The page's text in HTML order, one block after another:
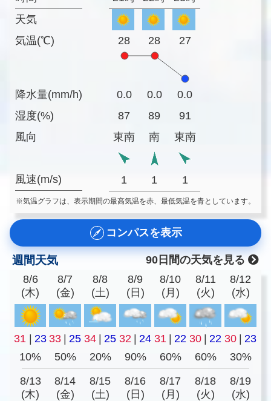
天気
気温(℃)
降水量(mm/h)
湿度(%)
風向
風速(m/s)
28 28 27
0.0 0.0
0.0
87
89
91
東南
南 東南
1 1 1
※気温グラフは、表示期間の最高気温を赤、最低気温を青としています。
コンパスを表示
週間天気
90日間の天気を見る
8/6
(木)
8/7
(金)
8/8
(土)
8/9
(日)
8/10
(月)
8/11
(火)
8/12
(水)
31 | 23 33 | 25 34 | 25 32 | 24 31 | 22 30 | 22 30 | 23
10%
50% 20% 90% 60% 60% 30%
8/13
(木)
8/14
(金)
8/15
(土)
8/16
(日)
8/17
(月)
8/18
(火)
8/19
(水)